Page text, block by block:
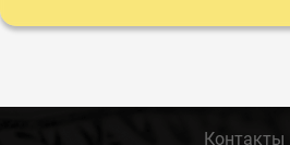
Контакты